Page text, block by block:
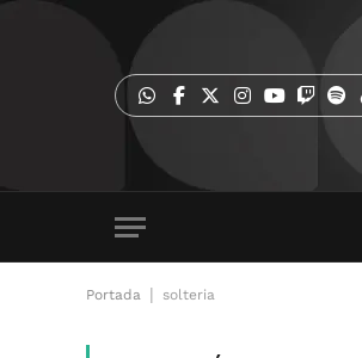
Portada solteria